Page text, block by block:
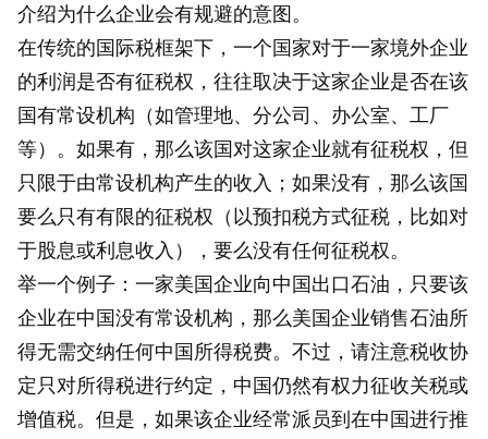
介绍为什么企业会有规避的意图。
在传统的国际税框架下，一个国家对于一家境外企业
的利润是否有征税权，往往取决于这家企业是否在该
国有常设机构（如管理地、分公司、办公室、工厂
等）。如果有，那么该国对这家企业就有征税权，但
只限于由常设机构产生的收入；如果没有，那么该国
要么只有有限的征税权（以预扣税方式征税，比如对
于股息或利息收入），要么没有任何征税权。
举一个例子：一家美国企业向中国出口石油，只要该
企业在中国没有常设机构，那么美国企业销售石油所
得无需交纳任何中国所得税费。不过，请注意税收协
定只对所得税进行约定，中国仍然有权力征收关税或
增值税。但是，如果该企业经常派员到在中国进行推